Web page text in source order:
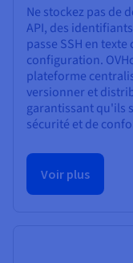
Ne stockez pas de
API, des
passe SSH en
configuration.
plateforme
versionner et
garantissant qu'ils
sécurité et de
Voir plus